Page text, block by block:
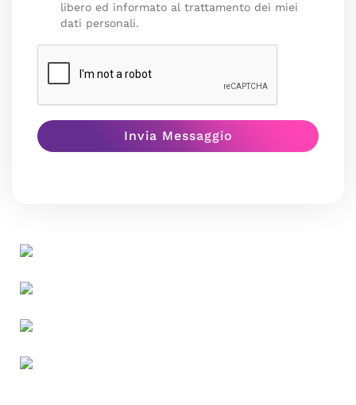
libero ed informato al trattamento dei miei
dati personali.